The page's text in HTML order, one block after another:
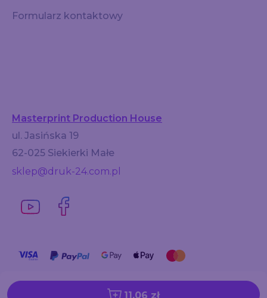
11,06 zł
Formularz kontaktowy
Masterprint Production House
ul. Jasińska 19
62-025 Siekierki Małe
sklep@druk-24.com.pl